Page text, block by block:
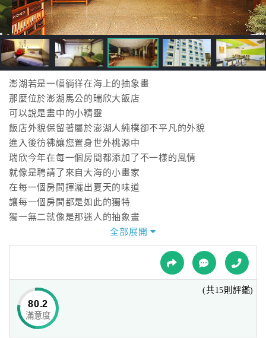
直
接
跟
飯
店
訂
房
HOT
特
色
民
宿
球
網
澎湖若是一幅徜徉在海上的抽象畫
那麼位於澎湖馬公的瑞欣大飯店
可以說是畫中的小精靈
飯店外貌保留著屬於澎湖人純樸卻不平凡的外貌
進入後彷彿讓您置身世外桃源中
瑞欣今年在每一個房間都添加了不一樣的風情
就像是聘請了來自大海的小畫家
在每一個房間揮灑出夏天的味道
讓每一個房間都是如此的獨特
獨一無二就像是那迷人的抽象畫
讓瑞欣成了澎湖夏天不一樣的美術館
帶點優雅 帶點悠閒 輕輕低吹著海風
帶點繽紛 帶點閃爍 抬頭望著美麗煙火
全部展開
80.2
滿意度
(共15則評鑑)